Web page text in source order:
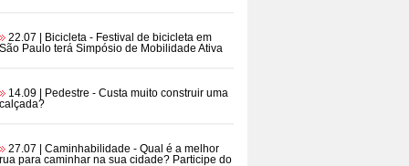
22.07 | Bicicleta - Festival de bicicleta em
São Paulo terá Simpósio de Mobilidade Ativa
14.09 | Pedestre - Custa muito construir uma
calçada?
27.07 | Caminhabilidade - Qual é a melhor
rua para caminhar na sua cidade? Participe do